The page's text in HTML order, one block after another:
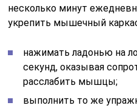
несколько минут
укрепить мышечный
нажимать ладонью на
секунд, оказывая
расслабить мышцы;
выполнить то же